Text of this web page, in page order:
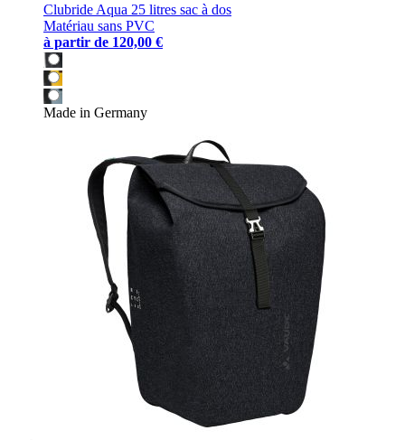
Clubride Aqua 25 litres sac à dos
Matériau sans PVC
à partir de 120,00 €
Made in Germany